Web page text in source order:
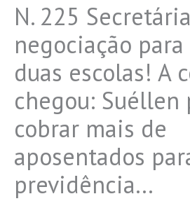
N. 225
negociação
duas escolas! A
chegou: Suéllen
cobrar mais de
aposentados
previdência…